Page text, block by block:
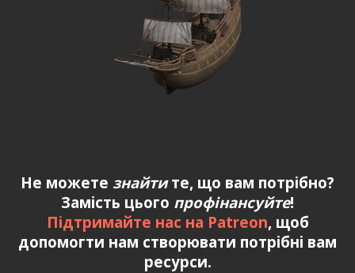
Не можете знайтите, що вам потрібно?
Замість цього профінансуйте!
Підтримайте нас на Patreon, щоб
допомогти нам створювати потрібні вам
ресурси.